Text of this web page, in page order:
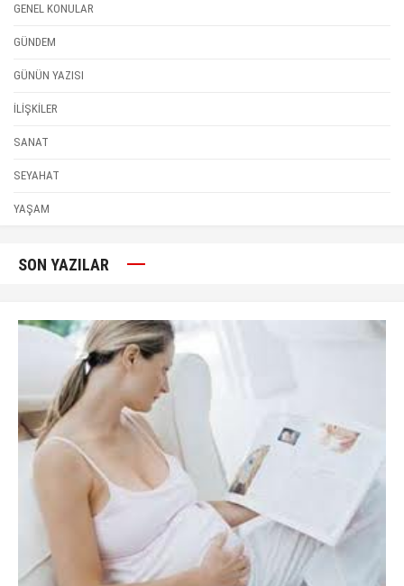
GENEL KONULAR
GÜNDEM
GÜNÜN YAZISI
İLİŞKİLER
SANAT
SEYAHAT
YAŞAM
SON YAZILAR